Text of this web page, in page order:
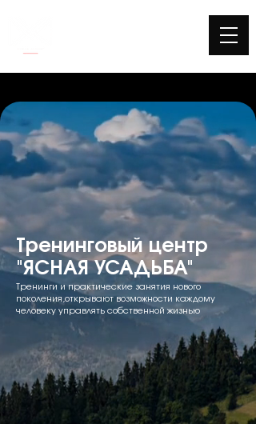
Тренинговый центр
"ЯСНАЯ УСАДЬБА"
Тренинги и практические занятия нового
поколения,открывают возможности каждому
человеку управлять собственной жизнью